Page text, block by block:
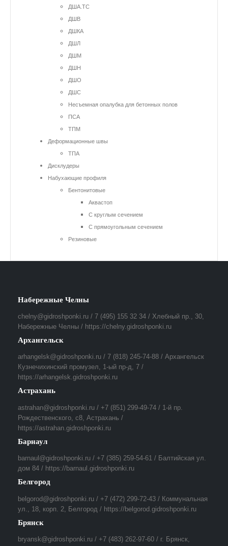
ДША.ТС
ДШВ
ДШКА
ДШЛ
ДШМ
ДШН
ДШО
ДШС
Несъемная опалубка для бетонных полов
ПСА
ТПМ
Деформационные швы
ТПА
Дисклудеры
Набухающие профиля
Бентонитовые
Аквастоп
С круглым сечением
С прямоугольным сечением
Резиновые
Набережные Челны
chelny@gidroshponki.ru / 7 (495) 155 32 34 / Хлебный пр., 30,
Набережные Челны / https://chelny.gidroshponki.ru
Архангельск
arhangelsk@gidroshponki.ru / 7 (818) 245-74-88 / Архангельск
Кузнечихинский промузел, 1-ый пр-д, 7 /
https://arhangelsk.gidroshponki.ru
Астрахань
astrahan@gidroshponki.ru / +7 (851) 299-49-74 / 1-й пр.
Рождественского, с8, Астрахань /
https://astrahan.gidroshponki.ru
Барнаул
barnaul@gidroshponki.ru / +7 (385) 259-54-61 / Балтийская ул.
дом 84 / https://barnaul.gidroshponki.ru
Белгород
belgorod@gidroshponki.ru / +7 (472) 299-72-43 / Коммунальная
ул., 18, корп. 2, Белгород / https://belgorod.gidroshponki.ru
Брянск
bryansk@gidroshponki.ru / +7 (483) 262-97-60 / г. Брянск,